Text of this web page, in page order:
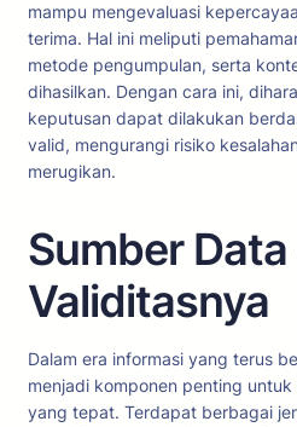
mampu mengevaluasi
terima. Hal ini meliputi
metode pengumpulan, serta
dihasilkan. Dengan cara ini,
keputusan dapat dilakukan
valid, mengurangi risiko
merugikan.
Sumber
Validitasnya
Dalam era informasi yang terus
menjadi komponen penting
yang tepat. Terdapat berbagai